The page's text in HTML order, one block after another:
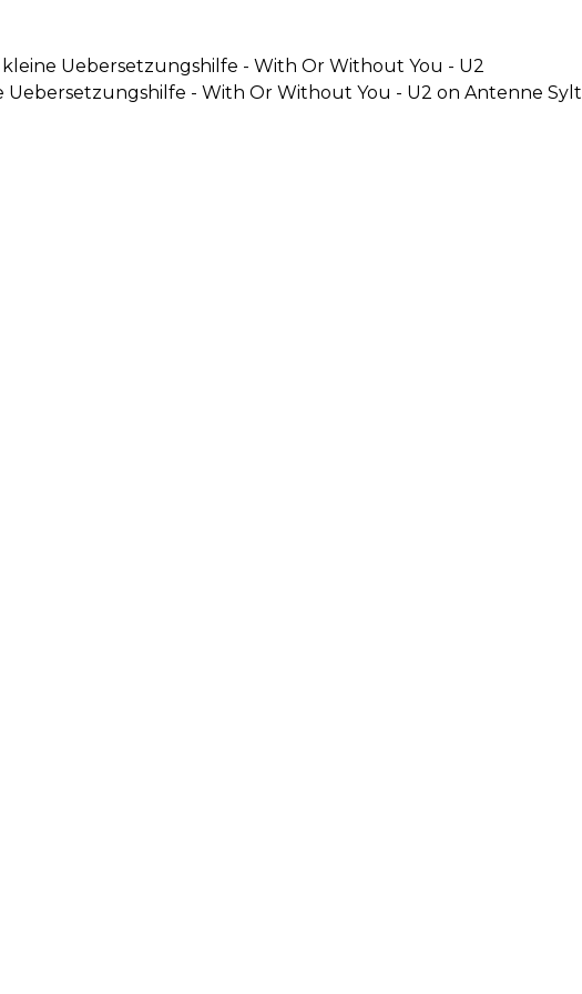
Uebersetzungshilfe - With Or Without You - U2
Uebersetzungshilfe - With Or Without You - U2 on Antenne Sylt